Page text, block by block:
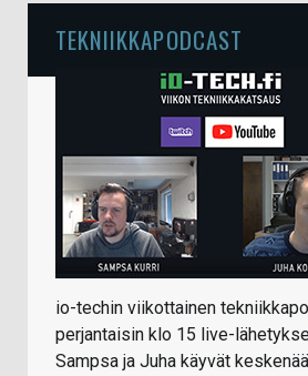
TEKNIIKKAPODCAST
io-techin viikottainen
perjantaisin klo 15 live-
Sampsa ja Juha käyvät